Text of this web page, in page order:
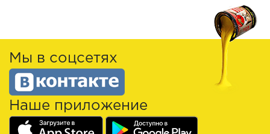
Мы в соцсетях
Наше приложение